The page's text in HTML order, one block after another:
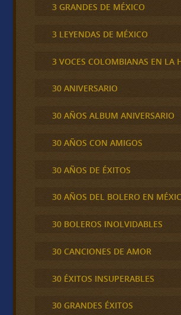
3 GRANDES DE MÉXICO
3 LEYENDAS DE MÉXICO
3 VOCES COLOMBIANAS EN LA
30 ANIVERSARIO
30 AÑOS ALBUM ANIVERSARIO
30 AÑOS CON AMIGOS
30 AÑOS DE ÉXITOS
30 AÑOS DEL BOLERO EN
30 BOLEROS INOLVIDABLES
30 CANCIONES DE AMOR
30 ÉXITOS INSUPERABLES
30 GRANDES ÉXITOS